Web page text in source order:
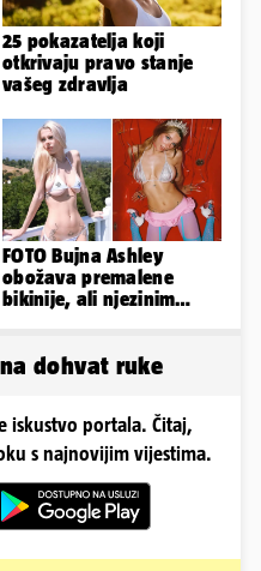
25 pokazatelja koji
otkrivaju pravo stanje
vašeg zdravlja
FOTO Bujna Ashley
obožava premalene
bikinije, ali njezinim
dohvat ruke
iskustvo portala. Čitaj,
s najnovijim vijestima.